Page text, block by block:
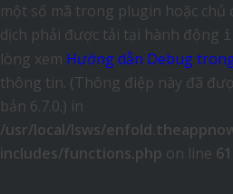
một số mã trong plugin hoặc chủ
dịch phải được tải tại hành động
lòng xem Hướng dẫn Debug
thông tin. (Thông điệp này đã
bản 6.7.0.) in
/usr/local/lsws/
includes/functions.php on line